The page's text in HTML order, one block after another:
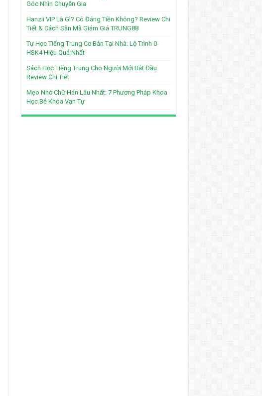
Góc Nhìn Chuyên Gia
Hanzii VIP Là Gì? Có Đáng Tiền Không? Review Chi
Tiết & Cách Săn Mã Giảm Giá TRUNG88
Tự Học Tiếng Trung Cơ Bản Tại Nhà: Lộ Trình 0-
HSK4 Hiệu Quả Nhất
Sách Học Tiếng Trung Cho Người Mới Bắt Đầu
Review Chi Tiết
Mẹo Nhớ Chữ Hán Lâu Nhất: 7 Phương Pháp Khoa
Học Bẻ Khóa Vạn Tự